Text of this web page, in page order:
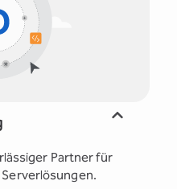
Partner für
Serverlösungen.